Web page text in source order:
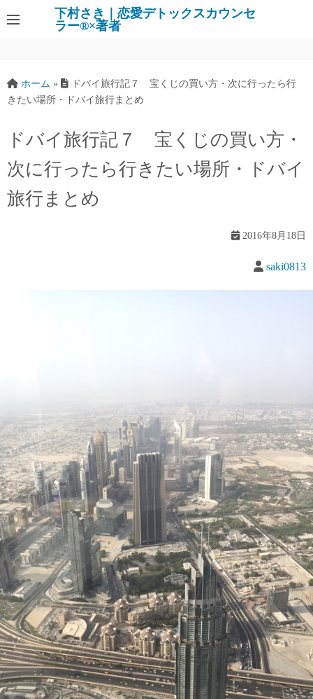
下村さき｜恋愛デトックスカウンセ
ラー®×著者
ホーム »
ドバイ旅行記７ 宝くじの買い方・次に行ったら行
きたい場所・ドバイ旅行まとめ
ドバイ旅行記７ 宝くじの買い方・
次に行ったら行きたい場所・ドバイ
旅行まとめ
2016年8月18日
saki0813